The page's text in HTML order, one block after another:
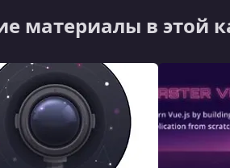
материалы в этой